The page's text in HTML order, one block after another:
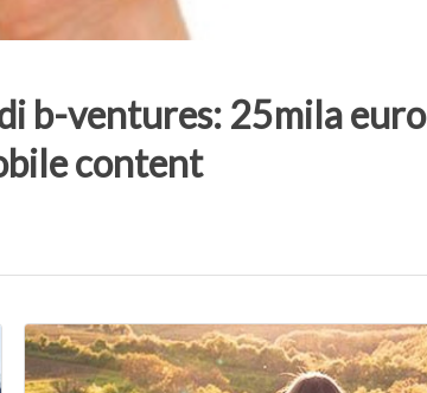
b-ventures: 25mila euro
content